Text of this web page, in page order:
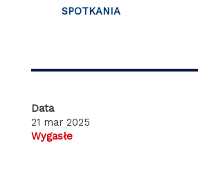
SPOTKANIA
Data
21 mar 2025
Wygasłe